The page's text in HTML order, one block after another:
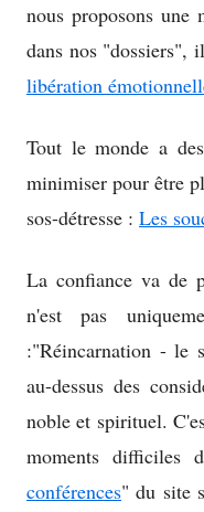
nous proposons une
dans nos "dossiers",
libération
Tout le monde a
minimiser pour être
sos-détresse : Les
La confiance va de
n'est pas
:"Réincarnation - le
au-dessus des
noble et spirituel.
moments
conférences" du site